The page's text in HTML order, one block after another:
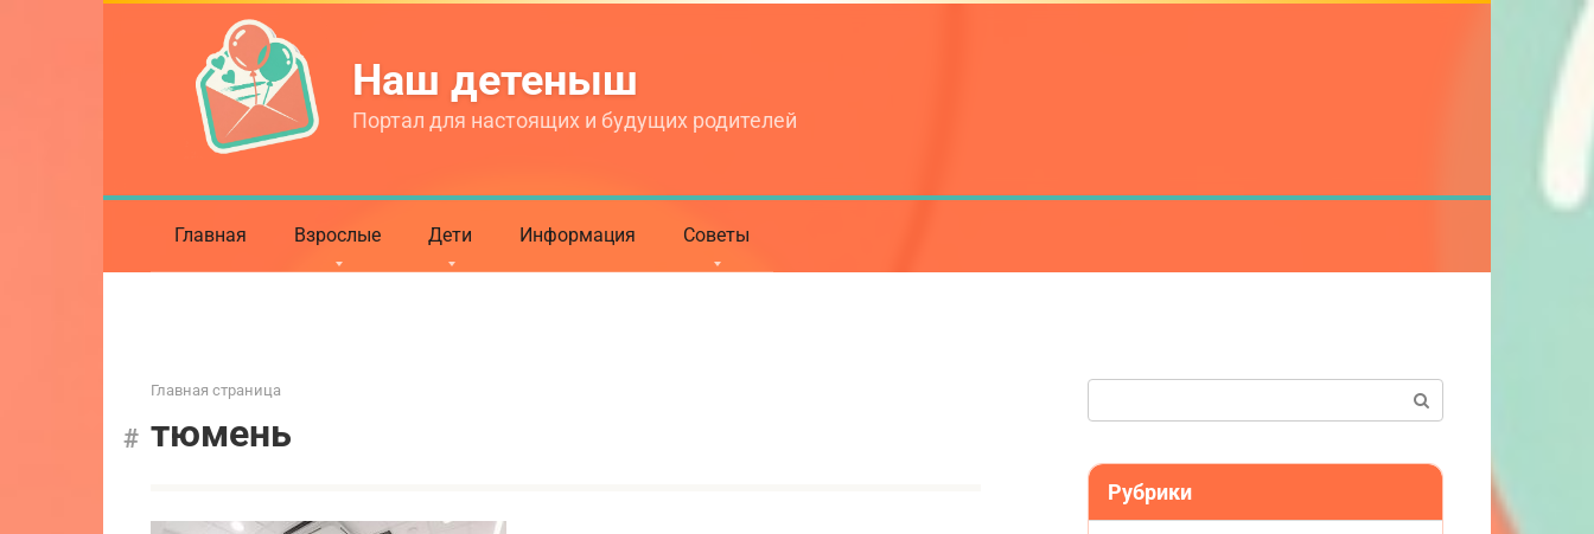
Наш детеныш
Портал для настоящих и будущих родителей
Главная Взрослые Дети Информация Советы
Главная страница
тюмень
Рубрики